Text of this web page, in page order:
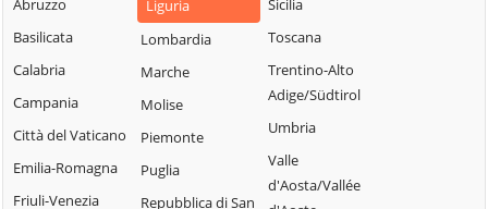
Cogoleto
Cogorno
Coreglia Ligure
Crocefieschi
Davagna
Fascia
Ne
Neirone
Orero
Pieve Ligure
Portofino
Propata
Rapallo
Tiglieto
Vobbia
Abruzzo
Basilicata
Calabria
Campania
Città del Vaticano
Emilia-Romagna
Friuli-Venezia
Liguria
Lombardia
Marche
Molise
Piemonte
Puglia
Repubblica di San
Sicilia
Toscana
Trentino-Alto
Adige/Südtirol
Umbria
Valle
d'Aosta/Vallée